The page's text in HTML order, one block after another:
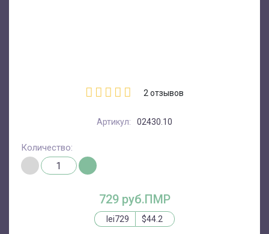
2 отзывов
Артикул: 02430.10
729 руб.ПМР
lei729 $44.2
Количество: